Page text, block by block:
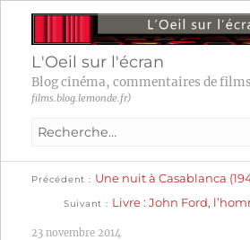
L'Oeil sur l'écran
Blog cinéma, commentaires de
films.blog.lemonde.fr)
Recherche
:
Navigation
Précédent
précédente :
Une nuit à Casablanca
Suivant
suivante :
Livre : John Ford,
23 novembre 2014